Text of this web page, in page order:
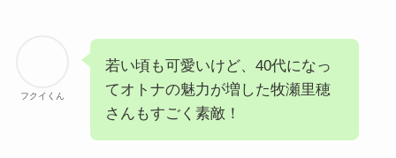
フクイくん
若い頃も可愛いけど、40代になっ
てオトナの魅力が増した牧瀬里穂
さんもすごく素敵！